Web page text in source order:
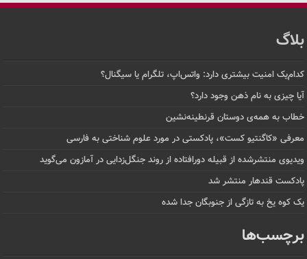
بلاگ
کدام‌یک امنیت بیشتری دارد: واتس‌اپ، تلگرام یا سیگنال؟
آیا چیزی به نام ذهن وجود دارد؟
خطاب به همه‌ی دوستان قرنطینه‌نشین
معرفی «کاگنتیو کست»، پادکستی در مورد علوم شناختی به فارسی
ویدیوی منتشرشده از قبیله دورافتاده‌ از روند جنگل‌زدایی در آمازون می‌گوید
پادکست قندهار منتشر شد
یک کوه یخ به تازگی از جنوبگان جدا شده
برچسب‌ها